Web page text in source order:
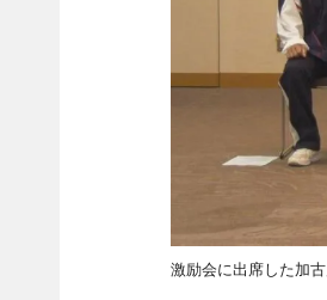
激励会に出席した加